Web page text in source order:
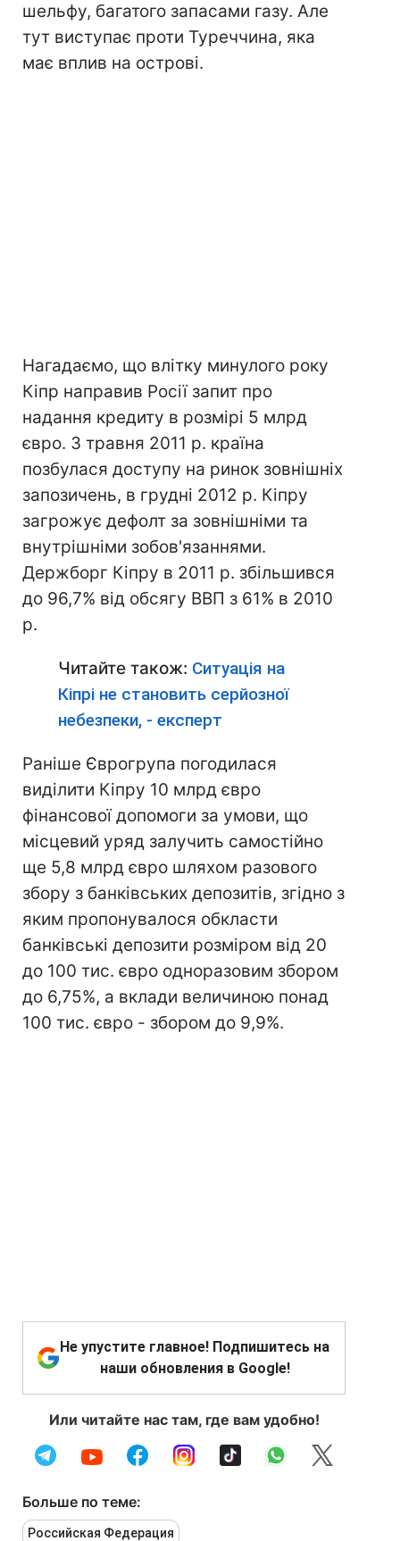
шельфу, багатого запасами газу. Але
тут виступає проти Туреччина, яка
має вплив на острові.
Нагадаємо, що влітку минулого року
Кіпр направив Росії запит про
надання кредиту в розмірі 5 млрд
євро. З травня 2011 р. країна
позбулася доступу на ринок зовнішніх
запозичень, в грудні 2012 р. Кіпру
загрожує дефолт за зовнішніми та
внутрішніми зобов'язаннями.
Держборг Кіпру в 2011 р. збільшився
до 96,7% від обсягу ВВП з 61% в 2010
р.
Читайте також: Ситуація на
Кіпрі не становить серйозної
небезпеки, - експерт
Раніше Єврогрупа погодилася
виділити Кіпру 10 млрд євро
фінансової допомоги за умови, що
місцевий уряд залучить самостійно
ще 5,8 млрд євро шляхом разового
збору з банківських депозитів, згідно з
яким пропонувалося обкласти
банківські депозити розміром від 20
до 100 тис. євро одноразовим збором
до 6,75%, а вклади величиною понад
100 тис. євро - збором до 9,9%.
Не упустите главное! Подпишитесь на
наши обновления в Google!
Или читайте нас там, где вам удобно!
Больше по теме:
Российская Федерация